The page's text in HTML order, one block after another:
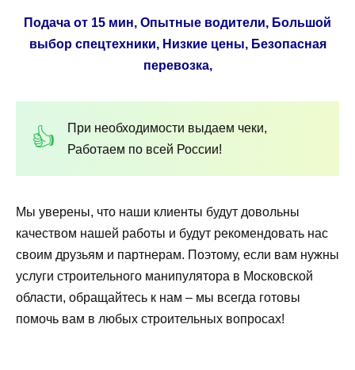
Подача от 15 мин, Опытные водители, Большой
выбор спецтехники, Низкие цены, Безопасная
перевозка,
При необходимости выдаем чеки,
Работаем по всей России!
Мы уверены, что наши клиенты будут довольны
качеством нашей работы и будут рекомендовать нас
своим друзьям и партнерам. Поэтому, если вам нужны
услуги строительного манипулятора в Московской
области, обращайтесь к нам – мы всегда готовы
помочь вам в любых строительных вопросах!